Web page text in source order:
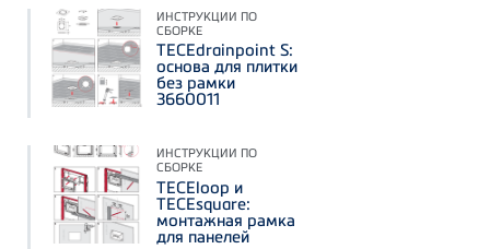
ИНСТРУКЦИИ ПО
СБОРКЕ
TECEdrainpoint S:
основа для плитки
без рамки
3660011
ИНСТРУКЦИИ ПО
СБОРКЕ
TECEloop и
TECEsquare:
монтажная рамка
для панелей